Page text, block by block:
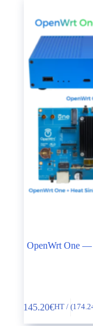
OpenWrt One —
145.20€HT / (